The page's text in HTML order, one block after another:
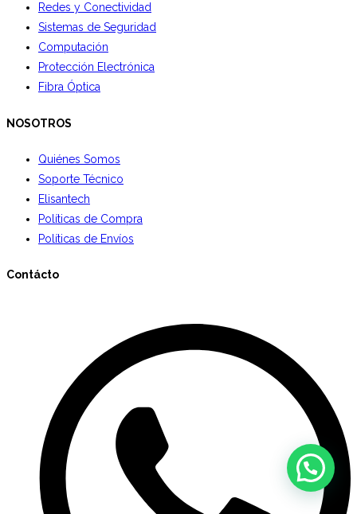
Redes y Conectividad
Sistemas de Seguridad
Computación
Protección Electrónica
Fibra Óptica
NOSOTROS
Quiénes Somos
Soporte Técnico
Elisantech
Políticas de Compra
Políticas de Envíos
Contácto